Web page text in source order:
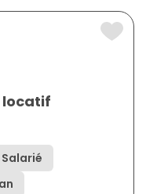
locatif
Salarié